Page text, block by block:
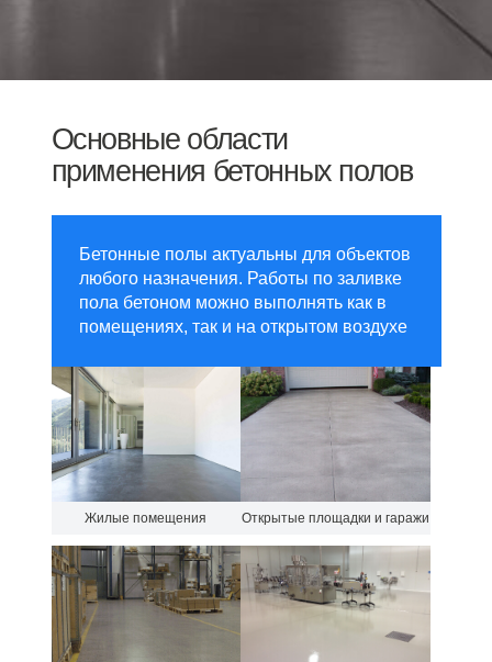
Основные области
применения бетонных полов
Бетонные полы актуальны для объектов
любого назначения. Работы по заливке
пола бетоном можно выполнять как в
помещениях, так и на открытом воздухе
Жилые помещения Открытые площадки и гаражи